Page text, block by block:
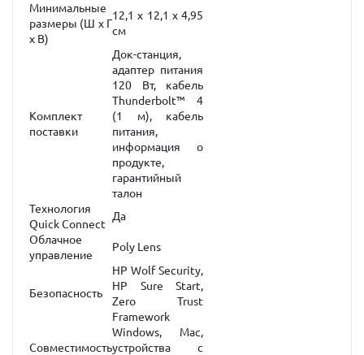
Минимальные
размеры (Ш x Г
x В)
12,1 x 12,1 x 4,95
см
Комплект
поставки
Док-станция,
адаптер питания
120 Вт, кабель
Thunderbolt™ 4
(1 м), кабель
питания,
информация о
продукте,
гарантийный
талон
Технология
Quick Connect
Да
Облачное
управление
Poly Lens
Безопасность
HP Wolf Security,
HP Sure Start,
Zero Trust
Framework
Совместимость
Windows, Mac,
устройства с